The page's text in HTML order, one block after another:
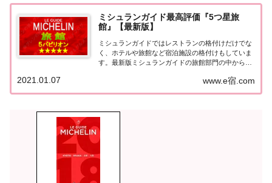
ミシュランガイド最高評価『5つ星旅
館』【最新版】
ミシュランガイドではレストランの格付けだけでな
く、ホテルや旅館など宿泊施設の格付けもしていま
す。最新版ミシュランガイドの旅館部門の中から最
とめてみました♪ いずれも人気ランキングなどで常
に上位を賑わす有名旅館。各旅館の情報と口コミ評
www.e宿.com
2021.01.07